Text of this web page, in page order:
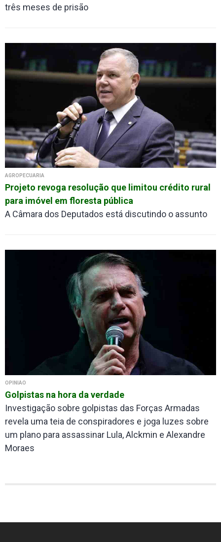
três meses de prisão
AGROPECUÁRIA
Projeto revoga resolução que limitou crédito rural
para imóvel em floresta pública
A Câmara dos Deputados está discutindo o assunto
OPINIÃO
Golpistas na hora da verdade
Investigação sobre golpistas das Forças Armadas
revela uma teia de conspiradores e joga luzes sobre
um plano para assassinar Lula, Alckmin e Alexandre
Moraes